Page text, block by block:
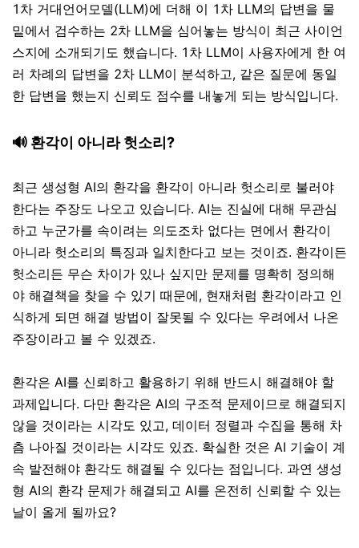
1차 거대언어모델(LLM)에 더해 이 1차 LLM의 답변을 물
밑에서 검수하는 2차 LLM을 심어놓는 방식이 최근 사이언
스지에 소개되기도 했습니다. 1차 LLM이 사용자에게 한 여
러 차례의 답변을 2차 LLM이 분석하고, 같은 질문에 동일
한 답변을 했는지 신뢰도 점수를 내놓게 되는 방식입니다.
🔊 환각이 아니라 헛소리?
최근 생성형 AI의 환각을 환각이 아니라 헛소리로 불러야
한다는 주장도 나오고 있습니다. AI는 진실에 대해 무관심
하고 누군가를 속이려는 의도조차 없다는 면에서 환각이
아니라 헛소리의 특징과 일치한다고 보는 것이죠. 환각이든
헛소리든 무슨 차이가 있나 싶지만 문제를 명확히 정의해
야 해결책을 찾을 수 있기 때문에, 현재처럼 환각이라고 인
식하게 되면 해결 방법이 잘못될 수 있다는 우려에서 나온
주장이라고 볼 수 있겠죠.
환각은 AI를 신뢰하고 활용하기 위해 반드시 해결해야 할
과제입니다. 다만 환각은 AI의 구조적 문제이므로 해결되지
않을 것이라는 시각도 있고, 데이터 정렬과 수집을 통해 차
츰 나아질 것이라는 시각도 있죠. 확실한 것은 AI 기술이 계
속 발전해야 환각도 해결될 수 있다는 점입니다. 과연 생성
형 AI의 환각 문제가 해결되고 AI를 온전히 신뢰할 수 있는
날이 올게 될까요?